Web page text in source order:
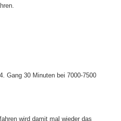
Gang 30 Minuten bei 7000-7500
wird damit mal wieder das